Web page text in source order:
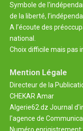
Symbole de
de la liberté,
A l’écoute des
national.
Choix difficile mais pas
Mention Légale
Directeur de la
CHEKAR Amar
Algerie62.dz Journal
l'agence de